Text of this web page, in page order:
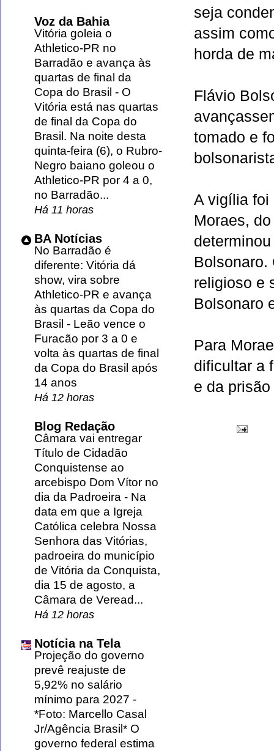
seja
assim
horda de
Flávio
tomado e
A vigília foi
Moraes,
Bolsonaro.
religioso e
Bolsonaro
Para
dificultar a
e da
Voz da Bahia
Vitória goleia o
Athletico-PR no
Barradão e avança às
quartas de final da
Copa do Brasil - O
Vitória está nas quartas
de final da Copa do
Brasil. Na noite desta
quinta-feira (6), o Rubro-
Negro baiano goleou o
Athletico-PR por 4 a 0,
no Barradão...
Há 11 horas
BA Notícias
No Barradão é
diferente: Vitória dá
show, vira sobre
Athletico-PR e avança
às quartas da Copa do
Brasil - Leão vence o
Furacão por 3 a 0 e
volta às quartas de final
da Copa do Brasil após
14 anos
Há 12 horas
Blog Redação
Câmara vai entregar
Título de Cidadão
Conquistense ao
arcebispo Dom Vítor no
dia da Padroeira - Na
data em que a Igreja
Católica celebra Nossa
Senhora das Vitórias,
padroeira do município
de Vitória da Conquista,
dia 15 de agosto, a
Câmara de Veread...
Há 12 horas
Notícia na Tela
Projeção do governo
prevê reajuste de
5,92% no salário
mínimo para 2027 -
*Foto: Marcello Casal
Jr/Agência Brasil* O
governo federal estima